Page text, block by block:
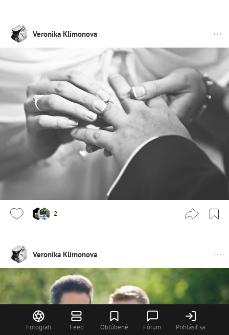
Fotografi Feed Obľúbené Fórum Prihlásiť sa
Veronika Klimonova
2
Veronika Klimonova